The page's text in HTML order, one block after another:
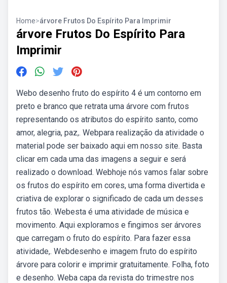
Home>árvore Frutos Do Espírito Para Imprimir
árvore Frutos Do Espírito Para
Imprimir
Webo desenho fruto do espírito 4 é um contorno em
preto e branco que retrata uma árvore com frutos
representando os atributos do espírito santo, como
amor, alegria, paz,. Webpara realização da atividade o
material pode ser baixado aqui em nosso site. Basta
clicar em cada uma das imagens a seguir e será
realizado o download. Webhoje nós vamos falar sobre
os frutos do espírito em cores, uma forma divertida e
criativa de explorar o significado de cada um desses
frutos tão. Webesta é uma atividade de música e
movimento. Aqui exploramos e fingimos ser árvores
que carregam o fruto do espírito. Para fazer essa
atividade,. Webdesenho e imagem fruto do espírito
árvore para colorir e imprimir gratuitamente. Folha, foto
e desenho. Weba capa da revista do trimestre nos